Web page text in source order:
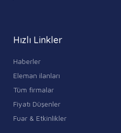
Hızlı Linkler
Haberler
Eleman ilanları
Tüm firmalar
Fiyatı Düşenler
Fuar & Etkinlikler